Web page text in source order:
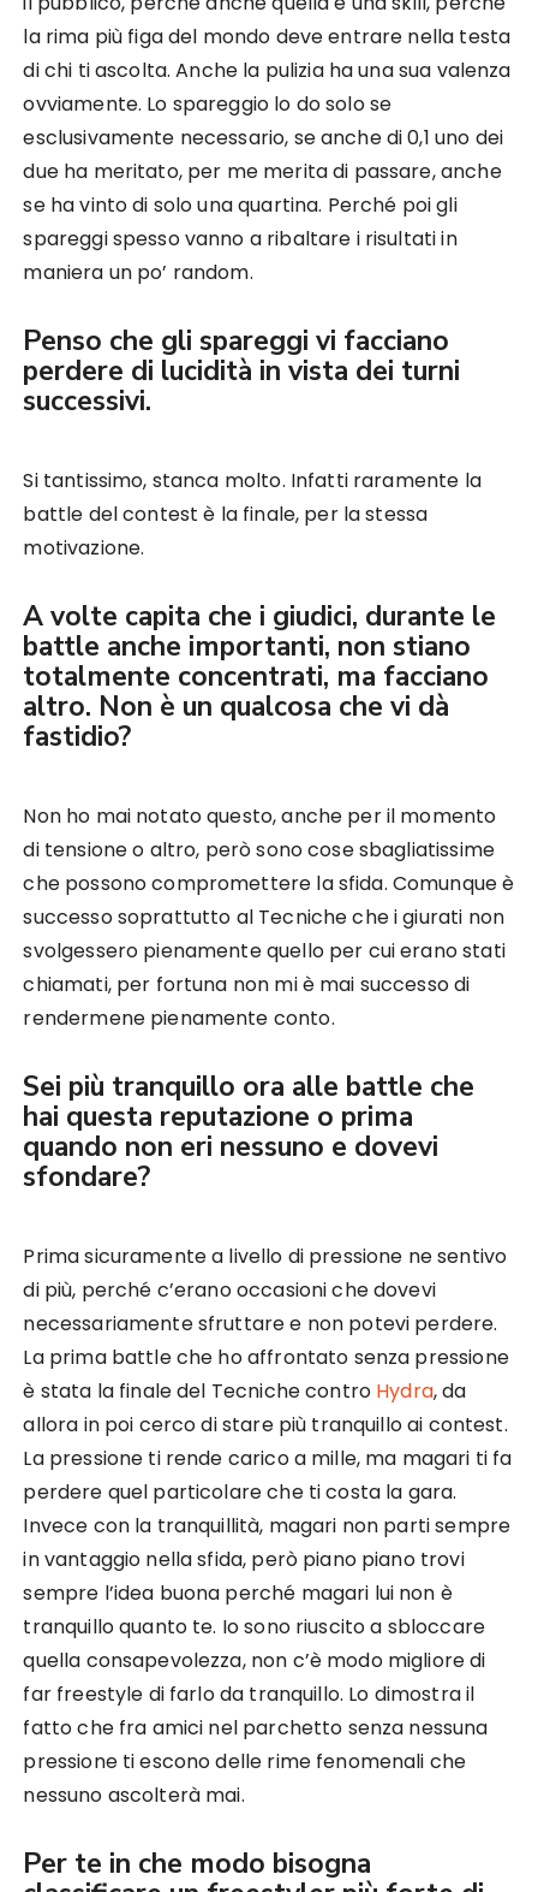
la rima più figa del mondo deve entrare nella testa
di chi ti ascolta. Anche la pulizia ha una sua valenza
ovviamente. Lo spareggio lo do solo se
esclusivamente necessario, se anche di 0,1 uno dei
due ha meritato, per me merita di passare, anche
se ha vinto di solo una quartina. Perché poi gli
spareggi spesso vanno a ribaltare i risultati in
maniera un po’ random.
Penso che gli spareggi vi facciano
perdere di lucidità in vista dei turni
successivi.
Si tantissimo, stanca molto. Infatti raramente la
battle del contest è la finale, per la stessa
motivazione.
A volte capita che i giudici, durante le
battle anche importanti, non stiano
totalmente concentrati, ma facciano
altro. Non è un qualcosa che vi dà
fastidio?
Non ho mai notato questo, anche per il momento
di tensione o altro, però sono cose sbagliatissime
che possono compromettere la sfida. Comunque è
successo soprattutto al Tecniche che i giurati non
svolgessero pienamente quello per cui erano stati
chiamati, per fortuna non mi è mai successo di
rendermene pienamente conto.
Sei più tranquillo ora alle battle che
hai questa reputazione o prima
quando non eri nessuno e dovevi
sfondare?
Prima sicuramente a livello di pressione ne sentivo
di più, perché c’erano occasioni che dovevi
necessariamente sfruttare e non potevi perdere.
La prima battle che ho affrontato senza pressione
è stata la finale del Tecniche contro Hydra, da
allora in poi cerco di stare più tranquillo ai contest.
La pressione ti rende carico a mille, ma magari ti fa
perdere quel particolare che ti costa la gara.
Invece con la tranquillità, magari non parti sempre
in vantaggio nella sfida, però piano piano trovi
sempre l’idea buona perché magari lui non è
tranquillo quanto te. Io sono riuscito a sbloccare
quella consapevolezza, non c’è modo migliore di
far freestyle di farlo da tranquillo. Lo dimostra il
fatto che fra amici nel parchetto senza nessuna
pressione ti escono delle rime fenomenali che
nessuno ascolterà mai.
Per te in che modo bisogna